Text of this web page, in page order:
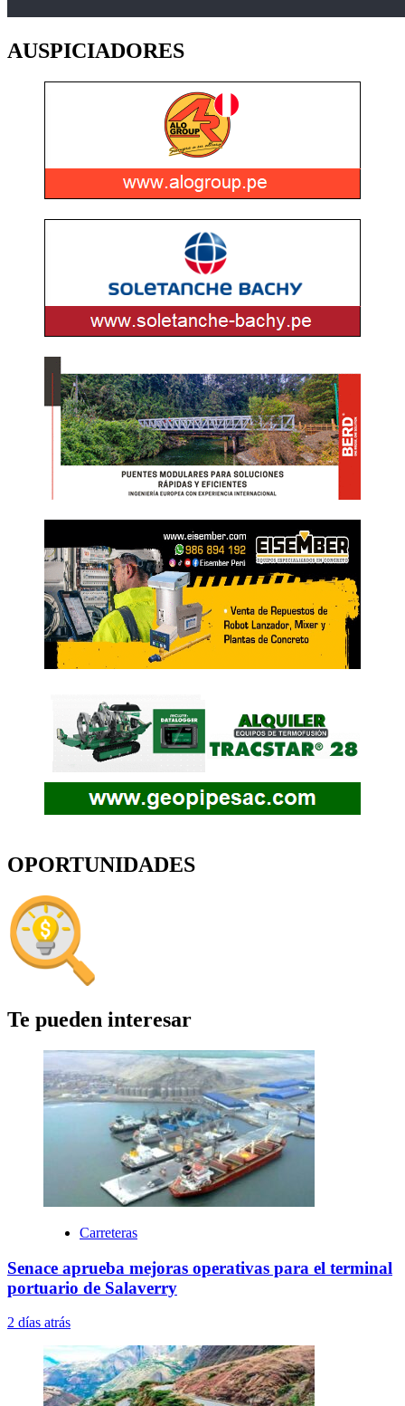
AUSPICIADORES
OPORTUNIDADES
Te pueden interesar
Carreteras
Senace aprueba mejoras operativas para el terminal
portuario de Salaverry
2 días atrás